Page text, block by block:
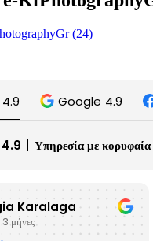
4.9 Google 4.9
4.9 Υπηρεσία με
Karalaga
μήνες